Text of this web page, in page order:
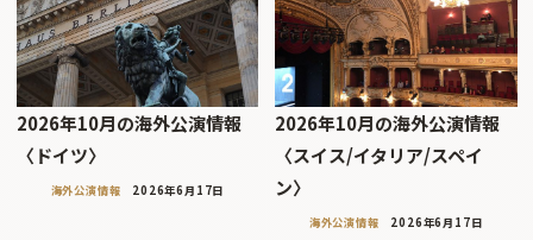
2026年10月の海外公演情報
〈ドイツ〉
海外公演情報 2026年6月17日
2026年10月の海外公演情報
〈スイス/イタリア/スペイ
ン〉
海外公演情報 2026年6月17日